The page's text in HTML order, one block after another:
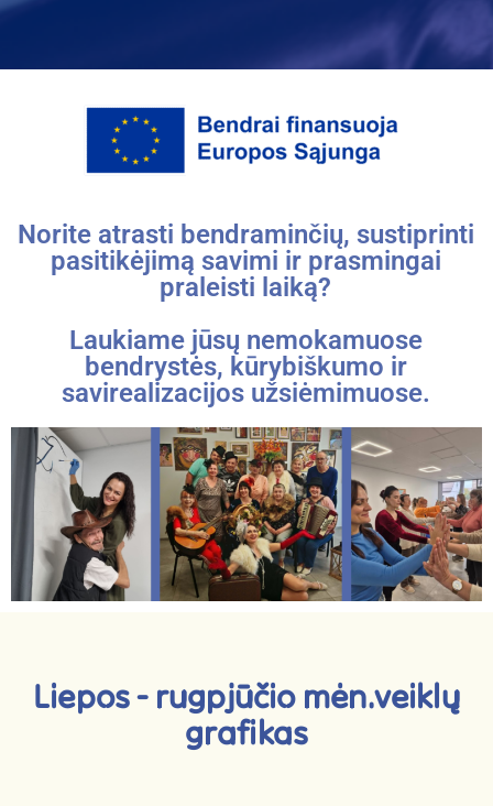
Norite atrasti bendraminčių, sustiprinti
pasitikėjimą savimi ir prasmingai
praleisti laiką?
Laukiame jūsų nemokamuose
bendrystės, kūrybiškumo ir
savirealizacijos užsiėmimuose.
Liepos - rugpjūčio mėn.veiklų
grafikas